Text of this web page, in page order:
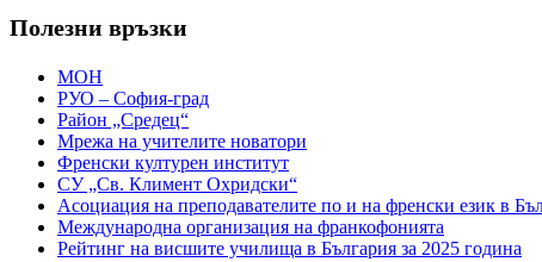
Полезни връзки
МОН
РУО – София-град
Район „Средец“
Мрежа на учителите новатори
Френски културен институт
СУ „Св. Климент Охридски“
Асоциация на преподавателите по и на френски език в
Международна организация на франкофонията
Рейтинг на висшите училища в България за 2025 година